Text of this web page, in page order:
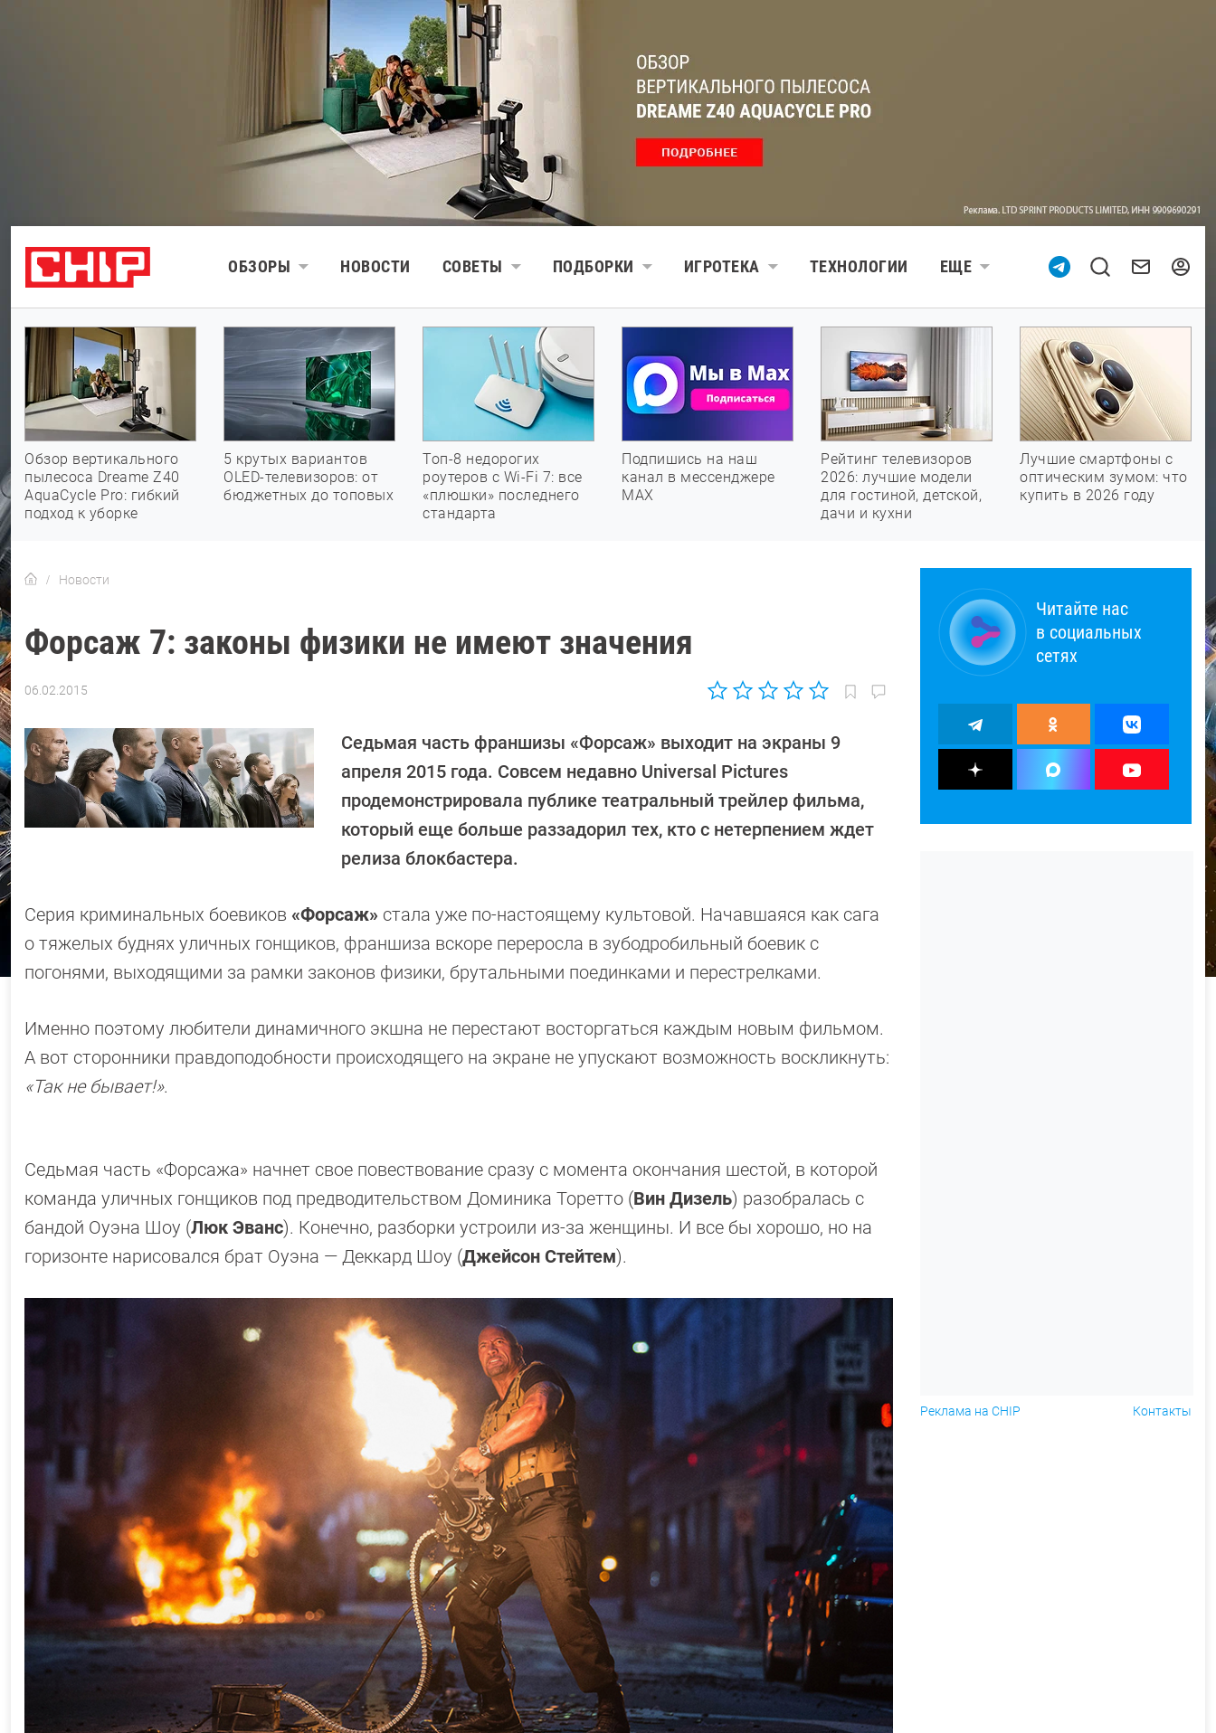
ОБЗОРЫ НОВОСТИ СОВЕТЫ ПОДБОРКИ ИГРОТЕКА ТЕХНОЛОГИИ ЕЩЕ
Обзор вертикального
пылесоса Dreame Z40
AquaCycle Pro: гибкий
подход к уборке
5 крутых вариантов
OLED-телевизоров: от
бюджетных до топовых
Топ-8 недорогих
роутеров с Wi-Fi 7: все
«плюшки» последнего
стандарта
Подпишись на наш
канал в мессенджере
МАХ
Рейтинг телевизоров
2026: лучшие модели
для гостиной, детской,
дачи и кухни
Лучшие смартфоны с
оптическим зумом: что
купить в 2026 году
Новости
Форсаж 7: законы физики не имеют значения
06.02.2015
Suslov
Седьмая часть франшизы «Форсаж» выходит на экраны 9
апреля 2015 года. Совсем недавно Universal Pictures
продемонстрировала публике театральный трейлер фильма,
который еще больше раззадорил тех, кто с нетерпением ждет
релиза блокбастера.
Серия криминальных боевиков «Форсаж» стала уже по-настоящему культовой. Начавшаяся как сага
о тяжелых буднях уличных гонщиков, франшиза вскоре переросла в зубодробильный боевик с
погонями, выходящими за рамки законов физики, брутальными поединками и перестрелками.
Именно поэтому любители динамичного экшна не перестают восторгаться каждым новым фильмом.
А вот сторонники правдоподобности происходящего на экране не упускают возможность воскликнуть:
«Так не бывает!».
Седьмая часть «Форсажа» начнет свое повествование сразу с момента окончания шестой, в которой
команда уличных гонщиков под предводительством Доминика Торетто (Вин Дизель) разобралась с
бандой Оуэна Шоу (Люк Эванс). Конечно, разборки устроили из-за женщины. И все бы хорошо, но на
горизонте нарисовался брат Оуэна — Деккард Шоу (Джейсон Стейтем).
Читайте нас
в социальных
сетях
Реклама на CHIP Контакты